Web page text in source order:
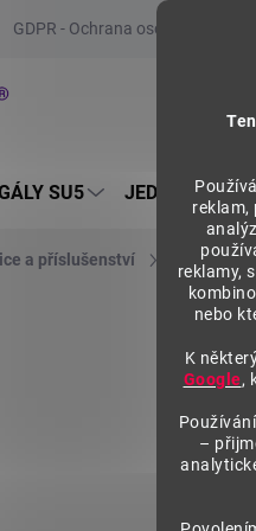
reklam,
reklamy,
nebo
K
Google,
–
GDPR - Ochrana osobních údajů
SU5
a příslušenství Police